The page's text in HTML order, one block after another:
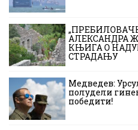
АЛЕКСАНДРА
КЊИГА О
СТРАДАЊУ
Медведев:
полудели
победити!